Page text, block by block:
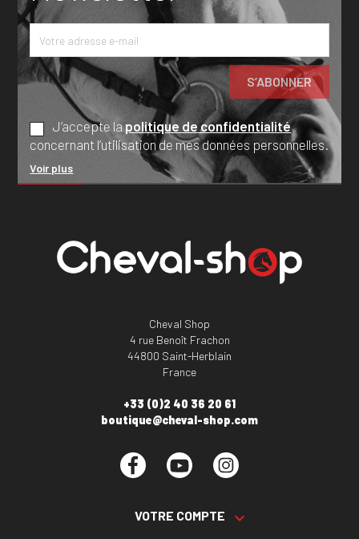
J’accepte lapolitique de confidentialité
concernant l’utilisation de mes données personnelles.
Voir plus
Cheval Shop
4 rue Benoît Frachon
44800 Saint-Herblain
France
+33 (0)2 40 36 20 61
boutique@cheval-shop.com
Facebook YouTube
VOTRE COMPTE 